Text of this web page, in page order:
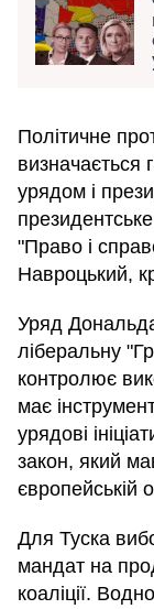
Політичне
визначається
урядом і
"Право і
Навроцький,
Уряд
ліберальну
контролює
має
урядові
закон, який
європейській
Для Туска
мандат на
коаліції.